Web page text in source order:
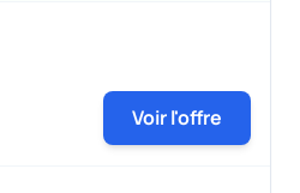
Voir l'offre